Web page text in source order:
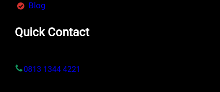
Blog
Quick Contact
0813 1344 4221